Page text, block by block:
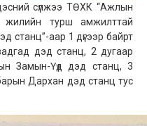
сүлжээ ТӨХК “Ажлын
жилийн турш амжилттай
станц”-аар 1 дүгээр байрт
дэд станц, 2 дугаар
Замын-Үүд дэд станц, 3
Дархан дэд станц тус